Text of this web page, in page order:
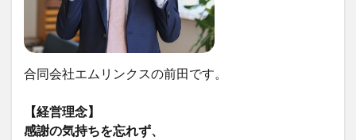
合同会社エムリンクスの前田です。
【経営理念】
感謝の気持ちを忘れず、